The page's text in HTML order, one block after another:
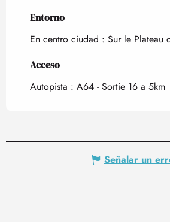
Entorno
Entorno
En centro ciudad : Sur le Plateau
Acceso
Acceso
Autopista : A64 - Sortie 16 a 5km
Señalar un